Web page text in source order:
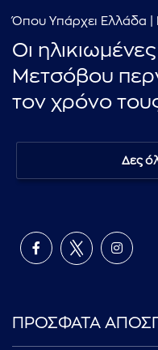
Όπου Υπάρχει Ελλάδα
Οι
Μετσόβου
τον χρόνο
Δες
ΠΡΟΣΦΑΤΑ